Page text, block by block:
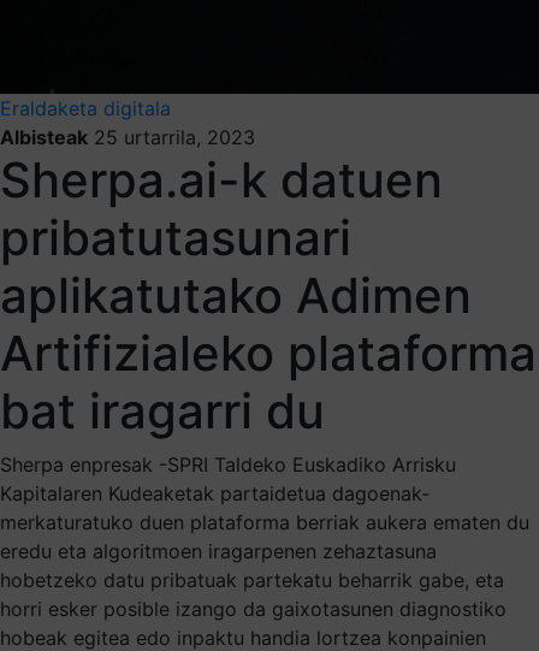
Eraldaketa digitala
Albisteak 25 urtarrila, 2023
Sherpa.ai-k datuen
pribatutasunari
aplikatutako Adimen
Artifizialeko plataforma
bat iragarri du
Sherpa enpresak -SPRI Taldeko Euskadiko Arrisku
Kapitalaren Kudeaketak partaidetua dagoenak-
merkaturatuko duen plataforma berriak aukera ematen du
eredu eta algoritmoen iragarpenen zehaztasuna
hobetzeko datu pribatuak partekatu beharrik gabe, eta
horri esker posible izango da gaixotasunen diagnostiko
hobeak egitea edo inpaktu handia lortzea konpainien